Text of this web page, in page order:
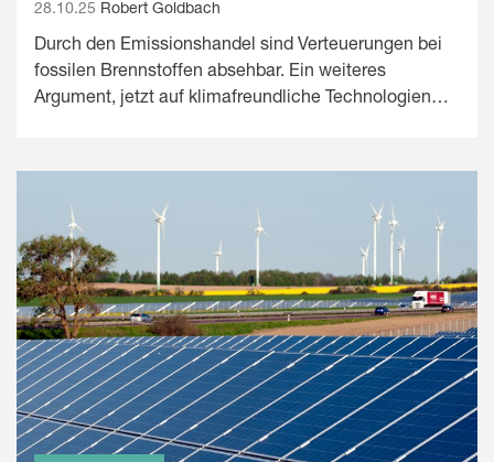
28.10.25 Robert Goldbach
Durch den Emissionshandel sind Verteuerungen bei
fossilen Brennstoffen absehbar. Ein weiteres
Argument, jetzt auf klimafreundliche Technologien…